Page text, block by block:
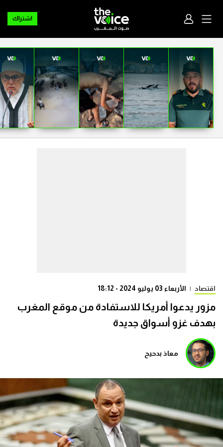
اشتراك
اقتصاد | الأربعاء 03 يوليو 2024 - 18:12
مزور يدعوا أمريكا للاستفادة من موقع المغرب
بهدف غزو أسواق جديدة
معاذ بدحيح